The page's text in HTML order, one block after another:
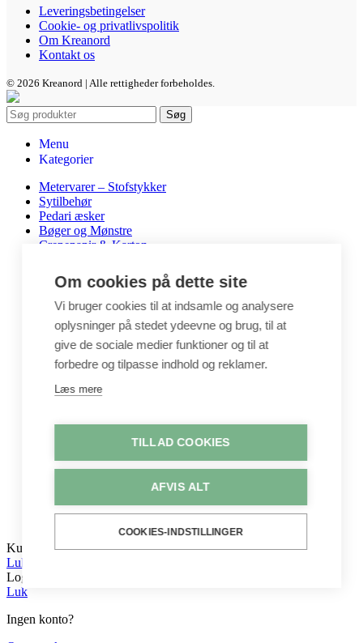
Leveringsbetingelser
Cookie- og privatlivspolitik
Om Kreanord
Kontakt os
© 2026 Kreanord | Alle rettigheder forbeholdes.
Søg
Menu
Kategorier
Metervarer – Stofstykker
Sytilbehør
Pedari æsker
Bøger og Mønstre
Crepepapir & Karton
Hobbyartikler
Interiør / Puder
Unika / Accessories
Perler & smykkedele
Tegne & maleartikler
Gavekort
Leg
Puder
Hobby
Kurv
Luk
Log ind
Luk
Ingen konto?
Om cookies på dette site
Vi bruger cookies til at indsamle og analysere
oplysninger på stedet ydeevne og brug, til at
give de sociale medier funktioner og til at
forbedre og tilpasse indhold og reklamer.
Læs mere
TILLAD COOKIES
AFVIS ALT
COOKIES-INDSTILLINGER